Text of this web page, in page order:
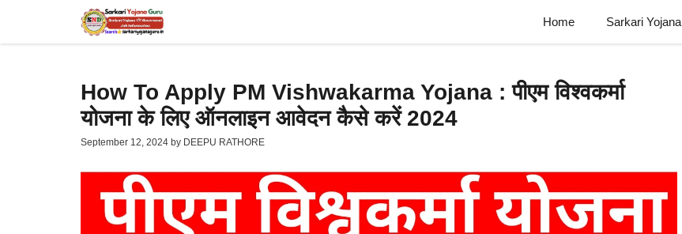
Home Sarkari Yojana
How To Apply PM Vishwakarma Yojana : पीएम विश्वकर्मा
योजना के लिए ऑनलाइन आवेदन कैसे करें 2024
September 12, 2024 by DEEPU RATHORE